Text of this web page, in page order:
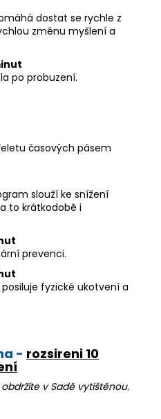
dostat se rychle z
změnu myšlení a
po probuzení.
časových pásem
slouží ke snížení
to krátkodobě i
prevenci.
fyzické ukotvení a
- rozsireni 10
v Sadě vytištěnou.